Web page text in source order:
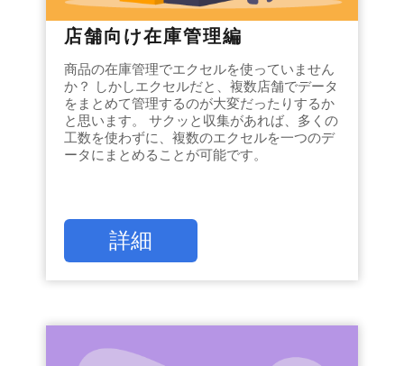
店舗向け在庫管理編
商品の在庫管理でエクセルを使っていません
か？ しかしエクセルだと、複数店舗でデータ
をまとめて管理するのが大変だったりするか
と思います。 サクッと収集があれば、多くの
工数を使わずに、複数のエクセルを一つのデ
ータにまとめることが可能です。
詳細